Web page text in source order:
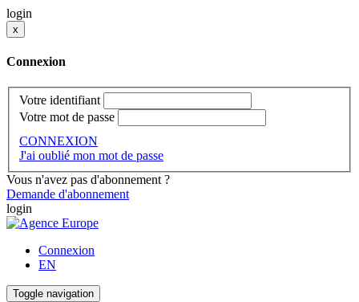
login
x
Connexion
Votre identifiant
Votre mot de passe
CONNEXION
J'ai oublié mon mot de passe
Vous n'avez pas d'abonnement ?
Demande d'abonnement
login
Connexion
EN
Toggle navigation